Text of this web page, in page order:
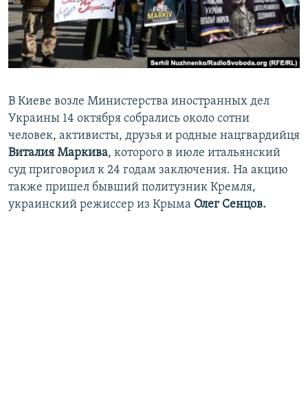
ПОБЕДИТЕЛЕЙ НЕ СУДЯТ?
КРЫМ.НЕПОКОРЕННЫЙ
ELIFBE
ПРИСОЕДИНЯЙТЕСЬ!
Все сайты RFE/RL
В Киеве возле Министерства иностранных дел
Украины 14 октября собрались около сотни
человек, активисты, друзья и родные нацгвардийця
Виталия Маркива, которого в июле итальянский
суд приговорил к 24 годам заключения. На акцию
также пришел бывший политузник Кремля,
украинский режиссер из Крыма Олег Сенцов.